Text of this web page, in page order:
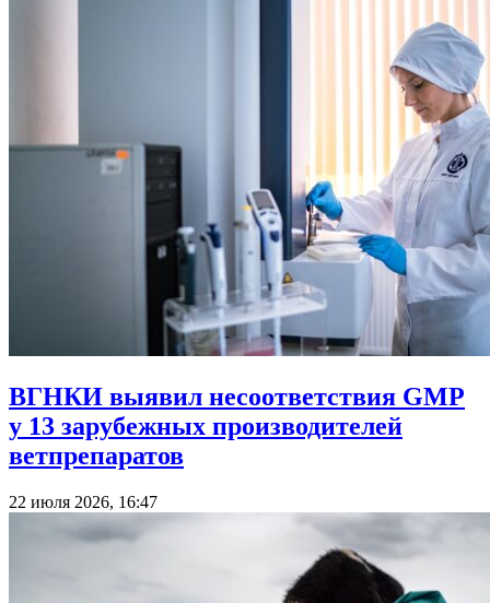
ВГНКИ выявил несоответствия GMP
у 13 зарубежных производителей
ветпрепаратов
22 июля 2026, 16:47